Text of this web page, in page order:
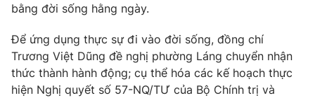
bằng đời sống hằng ngày.
Để ứng dụng thực sự đi vào đời sống, đồng chí
Trương Việt Dũng đề nghị phường Láng chuyển nhận
thức thành hành động; cụ thể hóa các kế hoạch thực
hiện Nghị quyết số 57-NQ/TƯ của Bộ Chính trị và